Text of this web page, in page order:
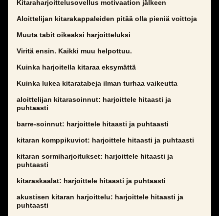
Kitaraharjoittelusovellus motivaation jälkeen
Aloittelijan kitarakappaleiden pitää olla pieniä voittoja
Muuta tabit oikeaksi harjoitteluksi
Viritä ensin. Kaikki muu helpottuu.
Kuinka harjoitella kitaraa eksymättä
Kuinka lukea kitaratabeja ilman turhaa vaikeutta
aloittelijan kitarasoinnut: harjoittele hitaasti ja
puhtaasti
barre-soinnut: harjoittele hitaasti ja puhtaasti
kitaran komppikuviot: harjoittele hitaasti ja puhtaasti
kitaran sormiharjoitukset: harjoittele hitaasti ja
puhtaasti
kitaraskaalat: harjoittele hitaasti ja puhtaasti
akustisen kitaran harjoittelu: harjoittele hitaasti ja
puhtaasti